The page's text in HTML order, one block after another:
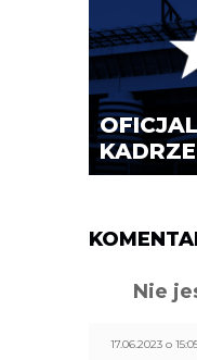
Nie
17.06.2023 o